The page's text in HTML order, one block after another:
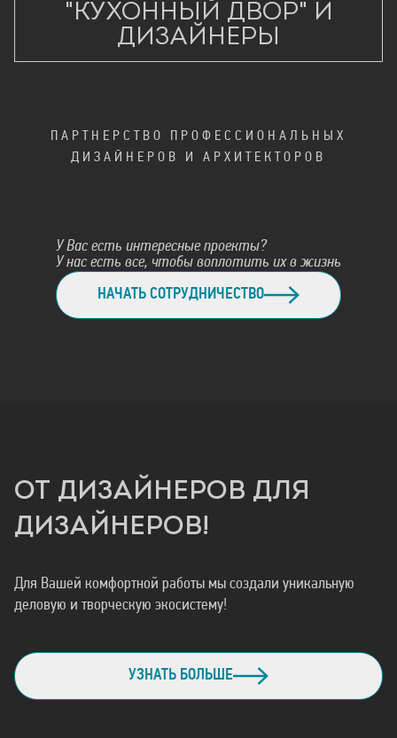
"КУХОННЫЙ ДВОР" И
ДИЗАЙНЕРЫ
ПАРТНЕРСТВО ПРОФЕССИОНАЛЬНЫХ
ДИЗАЙНЕРОВ И АРХИТЕКТОРОВ
У Вас есть интересные проекты?
У нас есть все, чтобы воплотить их в жизнь
НАЧАТЬ СОТРУДНИЧЕСТВО
ОТ ДИЗАЙНЕРОВ ДЛЯ
ДИЗАЙНЕРОВ!
Для Вашей комфортной работы мы создали уникальную
деловую и творческую экосистему!
УЗНАТЬ БОЛЬШЕ